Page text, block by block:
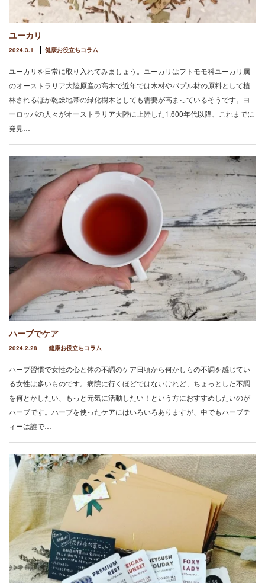
ユーカリ
2024.3.1 健康お役立ちコラム
ユーカリを日常に取り入れてみましょう。ユーカリはフトモモ科ユーカリ属
のオーストラリア大陸原産の高木で近年では木材やパプル材の原料として植
林されるほか乾燥地帯の緑化樹木としても需要が高まっているそうです。ヨ
ーロッパの人々がオーストラリア大陸に上陸した1,600年代以降、これまでに
発見…
ハーブでケア
2024.2.28 健康お役立ちコラム
ハーブ習慣で女性の心と体の不調のケア日頃から何かしらの不調を感じてい
る女性は多いものです。病院に行くほどではないけれど、ちょっとした不調
を何とかしたい、もっと元気に活動したい！という方におすすめしたいのが
ハーブです。ハーブを使ったケアにはいろいろありますが、中でもハーブテ
ィーは誰で…